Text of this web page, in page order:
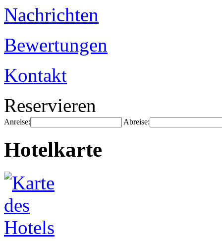
Nachrichten
Bewertungen
Kontakt
Reservieren
Anreise: Abreise:
Hotelkarte